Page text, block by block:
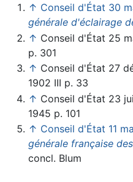
↑ Conseil d'État 30
générale d'éclairage
↑ Conseil d'État 25
p. 301
↑ Conseil d'État 27
1902 III p. 33
↑ Conseil d'État 23
1945 p. 101
↑ Conseil d'État 11
générale française
concl. Blum